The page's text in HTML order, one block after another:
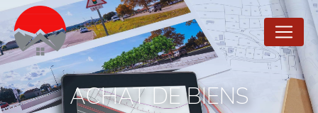
ACHAT DE BIENS
Panneau de gestion des cookies